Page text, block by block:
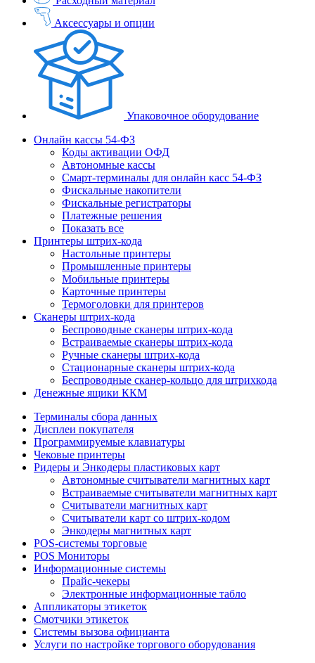
Аксессуары и опции
Упаковочное оборудование
Онлайн кассы 54-ФЗ
Коды активации ОФД
Автономные кассы
Смарт-терминалы для онлайн касс 54-ФЗ
Фискальные накопители
Фискальные регистраторы
Платежные решения
Показать все
Принтеры штрих-кода
Настольные принтеры
Промышленные принтеры
Мобильные принтеры
Карточные принтеры
Термоголовки для принтеров
Сканеры штрих-кода
Беспроводные сканеры штрих-кода
Встраиваемые сканеры штрих-кода
Ручные сканеры штрих-кода
Стационарные сканеры штрих-кода
Беспроводные сканер-кольцо для штрихкода
Денежные ящики ККМ
Терминалы сбора данных
Дисплеи покупателя
Программируемые клавиатуры
Чековые принтеры
Ридеры и Энкодеры пластиковых карт
Автономные считыватели магнитных карт
Встраиваемые считыватели магнитных карт
Считыватели магнитных карт
Считыватели карт со штрих-кодом
Энкодеры магнитных карт
POS-системы торговые
POS Мониторы
Информационные системы
Прайс-чекеры
Электронные информационные табло
Аппликаторы этикеток
Смотчики этикеток
Системы вызова официанта
Услуги по настройке торгового оборудования